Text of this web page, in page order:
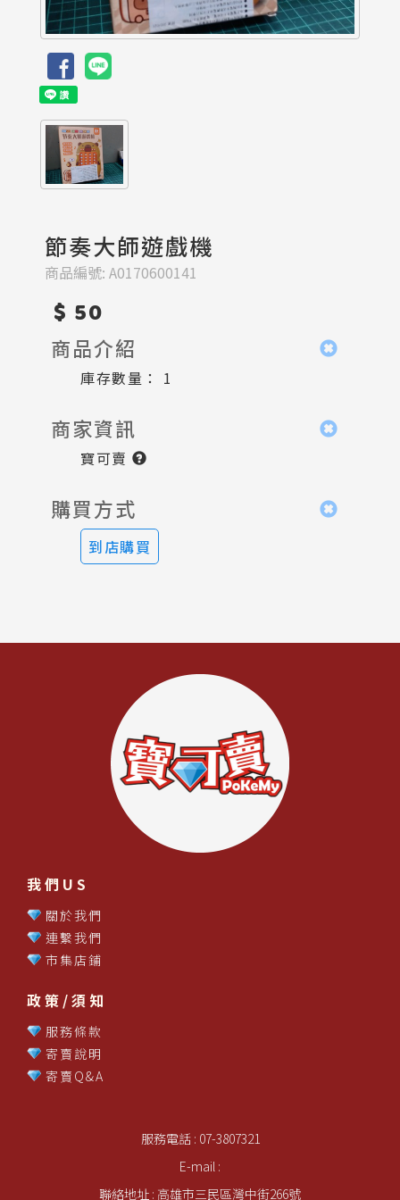
節奏大師遊戲機
商品編號: A0170600141
$ 50
商品介紹
庫存數量： 1
商家資訊
寶可賣
購買方式
到店購買
我們US
關於我們
連繫我們
市集店鋪
政策/須知
服務條款
寄賣說明
寄賣Q&A
服務電話 : 07-3807321
E-mail :
聯絡地址 : 高雄市三民區灣中街266號